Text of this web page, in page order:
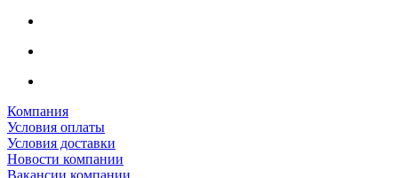
Компания
Условия оплаты
Условия доставки
Новости компании